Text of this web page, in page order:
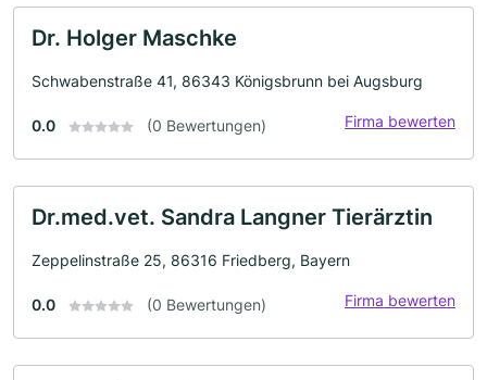
Dr. Holger Maschke
Schwabenstraße 41, 86343 Königsbrunn bei Augsburg
0.0 (0 Bewertungen) Firma bewerten
Dr.med.vet. Sandra Langner Tierärztin
Zeppelinstraße 25, 86316 Friedberg, Bayern
0.0 (0 Bewertungen) Firma bewerten